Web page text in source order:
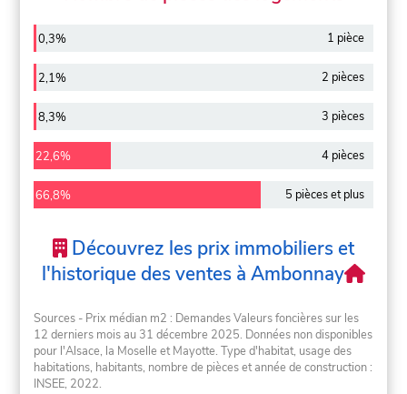
0,3% 1 pièce
2,1% 2 pièces
8,3% 3 pièces
22,6% 4 pièces
66,8% 5 pièces et plus
Découvrez les prix immobiliers et
l'historique des ventes à Ambonnay
Sources - Prix médian m2 : Demandes Valeurs foncières sur les
12 derniers mois au 31 décembre 2025. Données non disponibles
pour l'Alsace, la Moselle et Mayotte. Type d'habitat, usage des
habitations, habitants, nombre de pièces et année de construction :
INSEE, 2022.